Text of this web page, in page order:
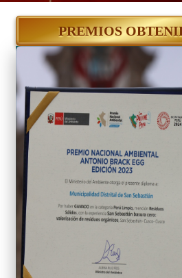
PREMIOS